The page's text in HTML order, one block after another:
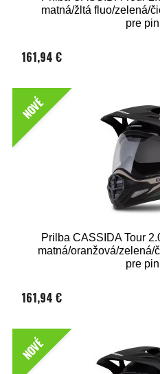
matná/žltá fluo/zelená/
pre
161,94 €
NOVÉ
Prilba CASSIDA Tour
matná/oranžová/zelená/
pre
161,94 €
NOVÉ